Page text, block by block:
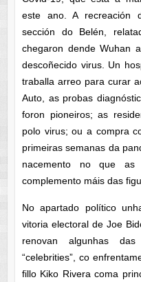
este ano. A recreación
sección do Belén,
chegaron dende Wuhan
descoñecido virus. Un
traballa arreo para curar
Auto, as probas
foron pioneiros; as
polo virus; ou a compra
primeiras semanas da
nacemento no que
complemento máis das
No apartado político
vitoria electoral de Joe
renovan algunhas
“celebrities”, co
fillo Kiko Rivera coma